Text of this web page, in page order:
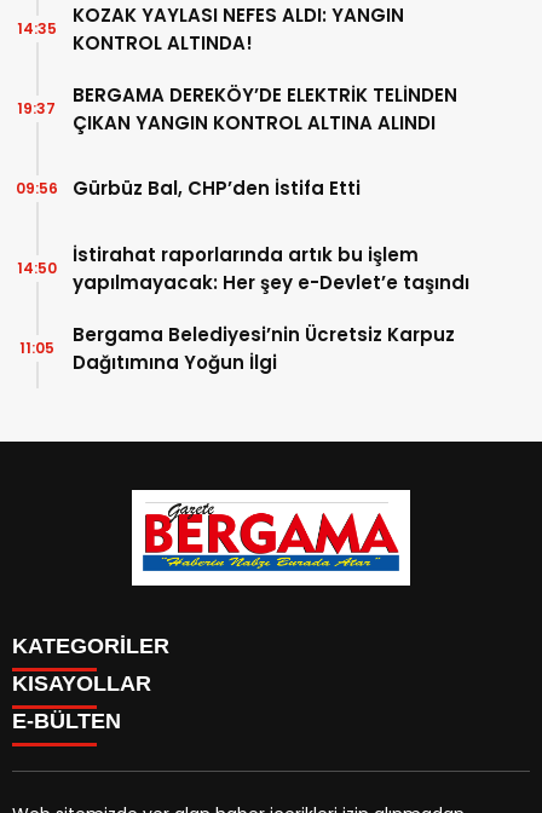
KOZAK YAYLASI NEFES ALDI: YANGIN
KONTROL ALTINDA!
14:35
BERGAMA DEREKÖY’DE ELEKTRİK TELİNDEN
ÇIKAN YANGIN KONTROL ALTINA ALINDI
19:37
Gürbüz Bal, CHP’den İstifa Etti
09:56
İstirahat raporlarında artık bu işlem
yapılmayacak: Her şey e-Devlet’e taşındı
14:50
Bergama Belediyesi’nin Ücretsiz Karpuz
Dağıtımına Yoğun İlgi
11:05
KATEGORİLER
CANLI YAYIN
BURÇLAR
KISAYOLLAR
Menü seçimi yapın. WP-ADMIN → Görünüm → Menüler
sayfasından menü eşleştirmesi yapınız.
E-BÜLTEN